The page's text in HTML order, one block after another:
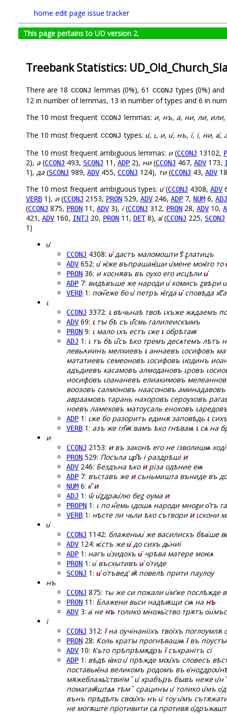
home edit page issue tracker
This page pertains to UD version 2.
Treebank Statistics:
There are 18 CCONJ lemmas (0%), 61 CCONJ types (0%)
12 in number of lemmas, 13 in number of types and 6 in
The 10 most frequent CCONJ lemmas: и, нъ, а, ни, ли,
The 10 most frequent CCONJ types: и҅, ꙇ, и, и͑, нъ, ї, і, ни, а҅,
The 10 most frequent ambiguous lemmas: и(CCONJ 13102,
2), а (CCONJ 493, SCONJ 11, ADP 2), ни(CCONJ 467, ADV 173,
1), да (SCONJ 989, ADV 455, CCONJ 124), ти(CCONJ 43, ADV
The 10 most frequent ambiguous types: и҅(CCONJ 4308, ADV
VERB 1), и(CCONJ 2153, PRON 529, ADV 246, ADP 7, NUM 6, ADJ
(CCONJ 875, PRON 11, ADV 3), ї(CCONJ 312, PRON 28, ADV 10,
421, ADV 160, INTJ 20, PRON 11, DET8), а҅(CCONJ 225, SCONJ
1)
и҅
CCONJ 4308: и҅дастъ маломошти ѕ꙯ ꙁлатицъ
ADV 652: и҅ ѥ҅же въпрашаѥ҅ши и҅мене моѥ҅го то
PRON 36: и коснѫвъ въ оухо его исцѣлии҅
ADP 7: видѣвъше же народи и҅ комисъ ꙁвѣри
VERB 1: пон҄еже бо и҅ петръ ѥ҅гда и҅сповѣда
ꙇ
CCONJ 3372: ꙇвѣчьнаѣ твоѣ ꙇхъже жѧдаемъ
ADV 69: ꙇтꙑ бѣ съ и҃҅смь галилеискꙑмъ
PRON 9: ꙇ мало ꙇхъ естъ ꙇже ꙇобрѣтаѭ
ADJ 1: ꙇ тъ бѣ и҃съ ѣко тремъ десѧтемъ лѣтъ
левьꙉиинъ мелхиевъ ꙇаннаевъ ꙇосифовъ
мататиевъ семеоновъ ꙇосифовъ ꙇюдинъ
адъдиевъ касамовъ алмодановъ ꙇровъ
иосифовъ ꙇоананевъ елиакимовъ
воозовъ салмоновъ наасоновъ
авраамовъ тарань нахоровъ сероуховъ
ноевъ ламеховъ матоусаль еноховъ
ADP 1: ꙇже бо разоритъ единѫ заповѣдь ꙇ
VERB 1: азъ же гл҃ѭ вамъ ѣко гнѣваѩ ꙇсѧ на
и
CCONJ 2153: ивъ законѣ его не ізволишѩ
PRON 529: Посъла цр҃ѣ і раздрѣші и
ADV 246: Бездъна ѣко иріза одѣние еѩ
ADP 7: въставъ же исъньмишта въниде въ
NUM 6: к҃и
ADJ 1: ѡ҄ и҅ꙁдраи҅лю беꙁ оума и
PROPN 1: ꙇ по н҄емь ꙇдошѧ народи мноꙃи о̆тъ
VERB 1: нѣсте ли чьли ѣко сътвори иꙇскони
и͑
CCONJ 1142: блаженыи͑ же василискъ бѣа͑ше
ADV 124: ѥ͑стъ жеи͑до сихъ дь͗ниї
ADP 1: нагъ и͑зидохъ и͑чрѣва матере моѥѧ
PRON 1: и͑ въсхытивъ и͑о͑тиде
SCONJ 1: и͑о͑тъведʼ ѭ҄ повелѣ прити паулоу
нъ
CCONJ 875: ты же си пожали и͑мʼже послѣжде
PRON 11: Блажени вьси надѣѭщи сѩ на нъ
ADV 3: а͑ не нъ толико множь͗ство трѫтъ
ї
CCONJ 312: їна оучінанііхъ твоїхъ поглоумлѫ
PRON 28: Коль кратꙑ прогнѣвашѩ ївъ
ADV 10: Къто прѣпрѣмѫдръ їсъхранітъ сі
ADP 1: вѣдѣ ꙗ҅ко и҅ прѣжде мои҅хъ словесъ
поставьѥ҅на великомъ родомъ въ
мѫжеблажь҆ствиїмꙿ и҅ храбъръ бꙑвъ неже
помагаѭ҄штꙙѧ тѣмꙿ срацинꙑ и҅ толико и҅мъ
вънъ прѣдѣлъ свои҅хъ нъ и҅ тоу и҅мъ
не могѫште противити сꙙ противѫ